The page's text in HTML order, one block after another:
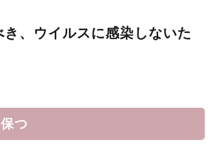
、ウイルスに感染しないた
つ